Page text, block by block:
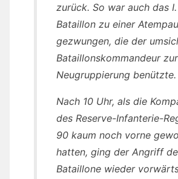
zurück. So war auch das I.
Bataillon zu einer
gezwungen, die der
Bataillonskommandeur zur
Neugruppierung benützte.
Nach 10 Uhr, als die
des Reserve-Infanterie-
90 kaum noch vorne
hatten, ging der Angriff
Bataillone wieder